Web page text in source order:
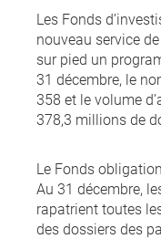
Les Fonds
nouveau service
sur pied un
31 décembre, le
358 et le volume
378,3 millions de
Le Fonds
Au 31 décembre,
rapatrient toutes
des dossiers des